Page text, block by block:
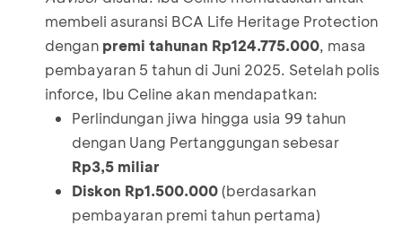
membeli asuransi BCA Life Heritage Protection
dengan premi tahunan Rp124.775.000, masa
pembayaran 5 tahun di Juni 2025. Setelah polis
inforce, Ibu Celine akan mendapatkan:
Perlindungan jiwa hingga usia 99 tahun
dengan Uang Pertanggungan sebesar
Rp3,5 miliar
Diskon Rp1.500.000(berdasarkan
pembayaran premi tahun pertama)